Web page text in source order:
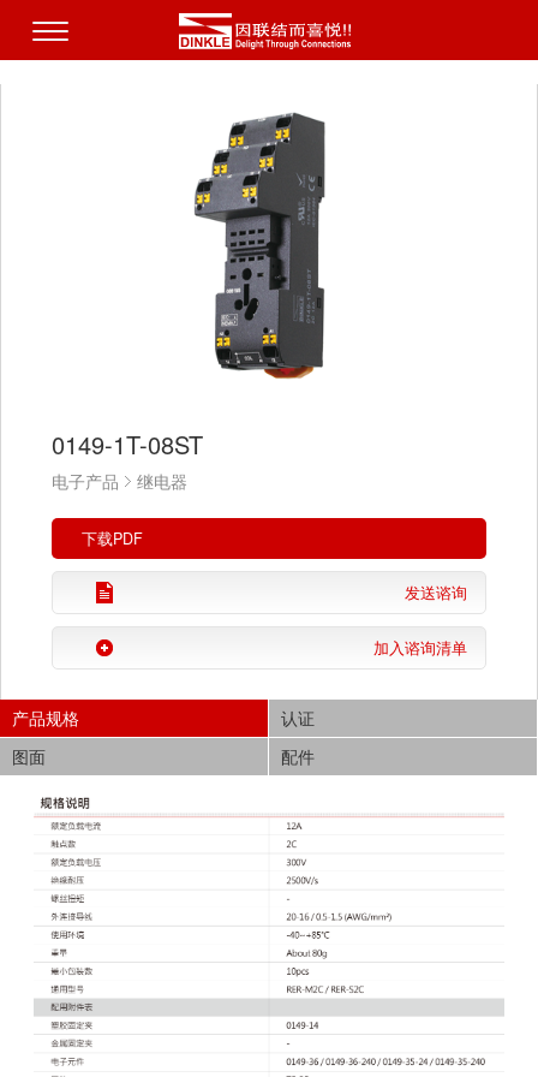
0149-1T-08ST
电子产品 继电器
下载PDF
发送谘询
加入谘询清单
产品规格
认证
图面
配件